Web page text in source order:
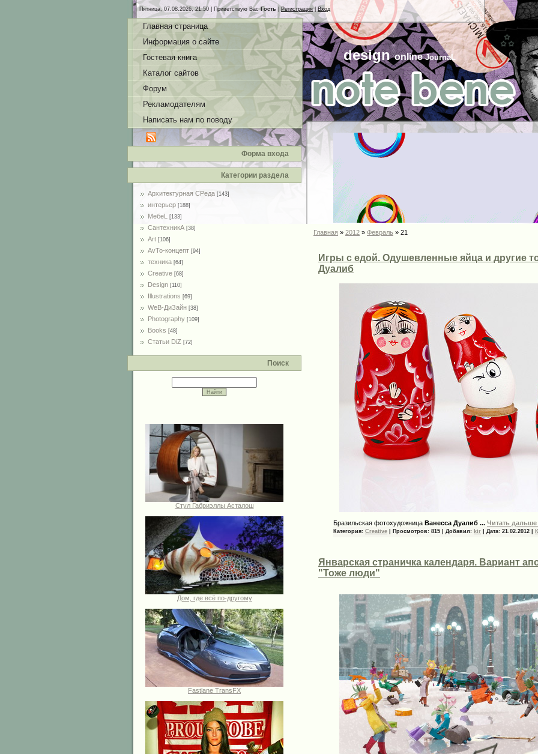
Пятница, 07.08.2026, 21:50 | Приветствую Вас Гость Регистрация| Вход
Главная страница
Информация о сайте
Гостевая книга
Каталог сайтов
Форум
Рекламодателям
Написать нам по поводу
Форма входа
Категории раздела
Архитектурная СРеда [143]
интерьер [188]
MебеL [133]
СантехникА [38]
Art [106]
AvTo-концепт [94]
техника [64]
Creative [68]
Design [110]
Illustrations [69]
WeB-ДиЗайн [38]
Photography [109]
Books [48]
Статьи DiZ [72]
Поиск
Стул Габриэллы Асталош
Дом, где всё по-другому
Fastlane TransFX
design onlineJournaL
Главная » 2012 » Февраль » 21
Игры с едой. Одушевленные яйца и другие
Дуалиб
Бразильская фотохудожница Ванесса Дуалиб ... Читать дальше
Категория: Creative Просмотров: 815 Добавил: kir Дата: 21.02.2012
Январская страничка календаря. Вариант
"Тоже люди"